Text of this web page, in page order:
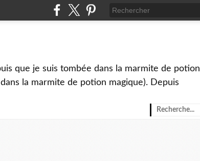
que je suis tombée dans la marmite de potion
la marmite de potion magique). Depuis